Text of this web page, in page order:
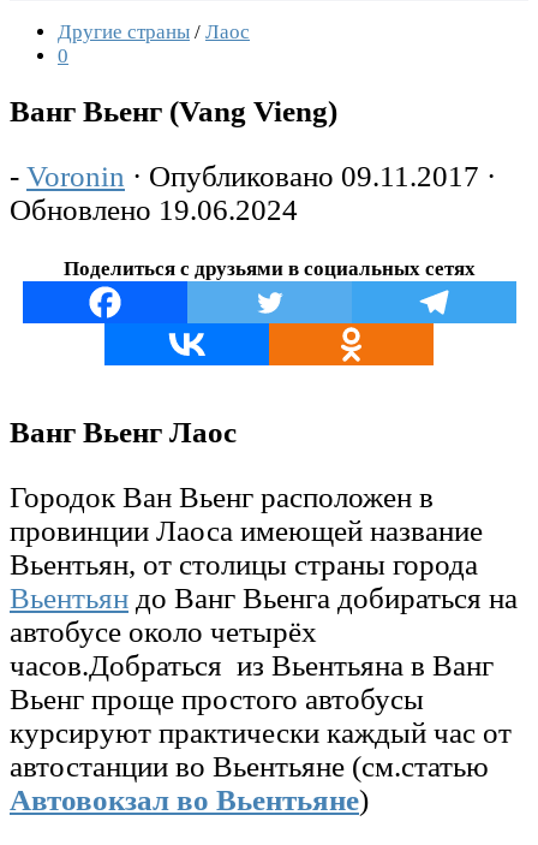
Другие страны / Лаос
0
Ванг Вьенг (Vang Vieng)
- Voronin · Опубликовано 09.11.2017 ·
Обновлено 19.06.2024
Поделиться с друзьями в социальных сетях
Ванг Вьенг Лаос
Городок Ван Вьенг расположен в
провинции Лаоса имеющей название
Вьентьян, от столицы страны города
Вьентьян до Ванг Вьенга добираться на
автобусе около четырёх
часов.Добраться из Вьентьяна в Ванг
Вьенг проще простого автобусы
курсируют практически каждый час от
автостанции во Вьентьяне (см.статью
Автовокзал во Вьентьяне)